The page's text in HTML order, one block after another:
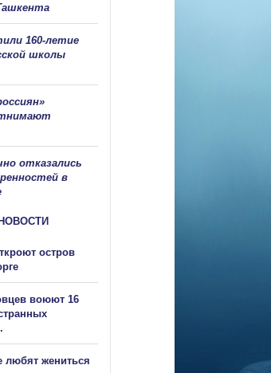
160-летие
школы
отказались
в
остров
воюют 16
любят жениться